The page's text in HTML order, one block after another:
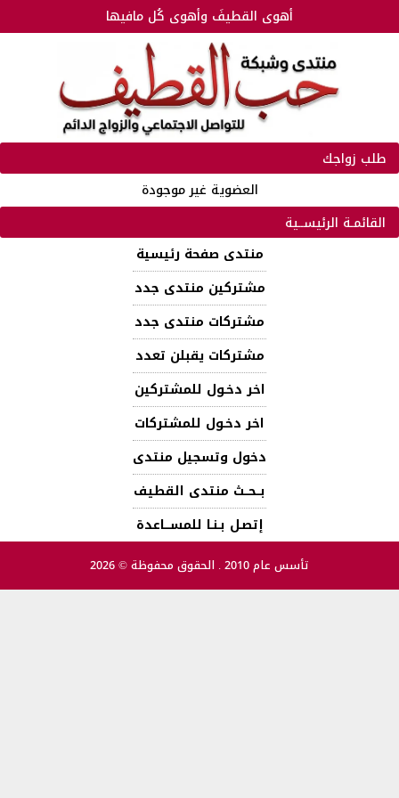
أهوى القطيفَ وأهوى كُل مافيها
طلب زواجك
العضوية غير موجودة
القائمـة الرئيســية
منتدى صفحة رئيسية
مشتركين منتدى جدد
مشتركات منتدى جدد
مشتركات يقبلن تعدد
اخر دخـول للمشتركين
اخر دخـول للمشتركات
دخول وتسجيل منتدى
بــحــث منتدى القطيف
إتصـل بـنـا للمســـاعدة
تأسس عام 2010 . الحقوق محفوظة © 2026